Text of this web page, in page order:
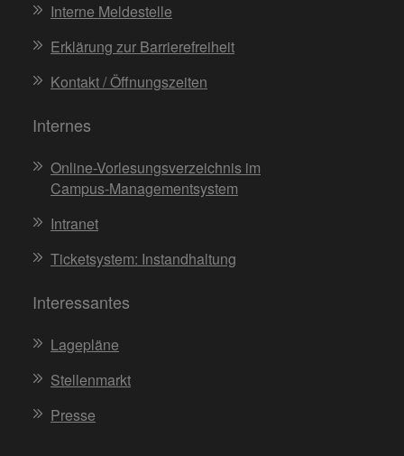
Interne Meldestelle
Erklärung zur Barrierefreiheit
Kontakt / Öffnungszeiten
Internes
Online-Vorlesungsverzeichnis im
Campus-Managementsystem
Intranet
Ticketsystem: Instandhaltung
Interessantes
Lagepläne
Stellenmarkt
Presse